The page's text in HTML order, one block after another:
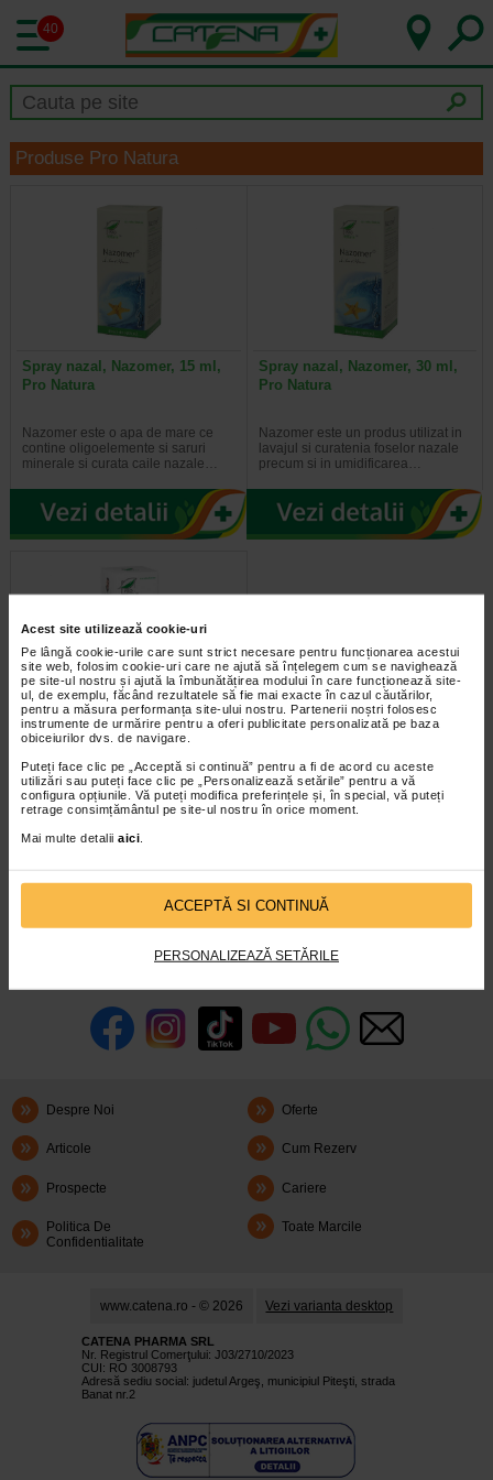
Acest site utilizează cookie-uri
Pe lângă cookie-urile care sunt strict necesare pentru funcționarea acestui
site web, folosim cookie-uri care ne ajută să înțelegem cum se navighează
pe site-ul nostru și ajută la îmbunătățirea modului în care funcționează site-
ul, de exemplu, făcând rezultatele să fie mai exacte în cazul căutărilor,
pentru a măsura performanța site-ului nostru. Partenerii noștri folosesc
instrumente de urmărire pentru a oferi publicitate personalizată pe baza
obiceiurilor dvs. de navigare.
Puteți face clic pe „Acceptă si continuă” pentru a fi de acord cu aceste
utilizări sau puteți face clic pe „Personalizează setările” pentru a vă
configura opțiunile. Vă puteți modifica preferințele și, în special, vă puteți
retrage consimțământul pe site-ul nostru în orice moment.
Mai multe detalii aici
ACCEPTĂ SI CONTINUĂ
PERSONALIZEAZĂ SETĂRILE
40
Produse Pro Natura
Spray nazal, Nazomer, 15 ml,
Pro Natura
Nazomer este o apa de mare ce
contine oligoelemente si saruri
minerale si curata caile nazale…
Spray nazal, Nazomer, 30 ml,
Pro Natura
Nazomer este un produs utilizat in
lavajul si curatenia foselor nazale
precum si in umidificarea…
Spray nazal, Nazomer Prop, 30
NAZOMER PROPOLIS ajuta la
eliberarea cailor respiratorii, la
infoline@catena.ro CallCenter
Despre Noi Oferte
Articole Cum Rezerv
Prospecte Cariere
Politica De
Confidentialitate
Toate Marcile
www.catena.ro - © 2026 Vezi varianta desktop
CATENA PHARMA SRL
Nr. Registrul Comerţului: J03/2710/2023
CUI: RO 3008793
Adresă sediu social: judetul Argeş, municipiul Piteşti, strada
Banat nr.2